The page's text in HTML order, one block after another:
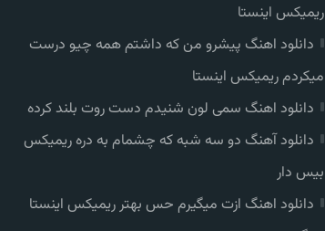
ریمیکس اینستا
دانلود اهنگ پیشرو من که داشتم همه چیو درست
میکردم ریمیکس اینستا
دانلود اهنگ سمی لون شنیدم دست روت بلند کرده
دانلود آهنگ دو سه شبه که چشمام به دره ریمیکس
بیس دار
دانلود اهنگ ازت میگیرم حس بهتر ریمیکس اینستا